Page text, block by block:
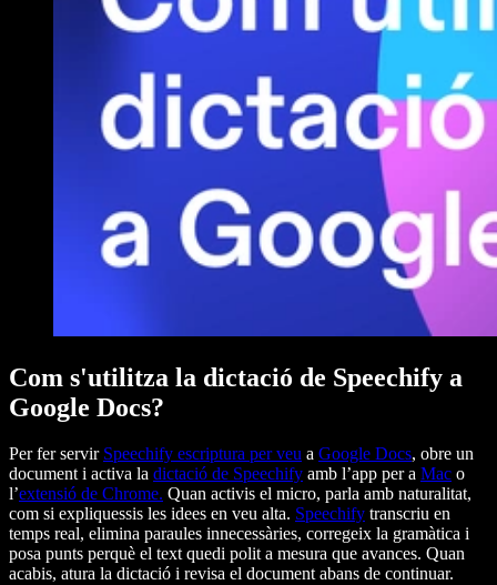
Com s'utilitza la dictació de Speechify a
Google Docs?
Per fer servir Speechify escriptura per veu a Google Docs, obre un
document i activa la dictació de Speechify amb l’app per a Mac o
l’extensió de Chrome. Quan activis el micro, parla amb naturalitat,
com si expliquessis les idees en veu alta. Speechify transcriu en
temps real, elimina paraules innecessàries, corregeix la gramàtica i
posa punts perquè el text quedi polit a mesura que avances. Quan
acabis, atura la dictació i revisa el document abans de continuar.